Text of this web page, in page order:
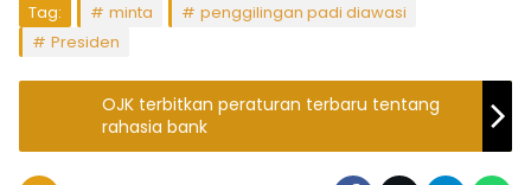
Tag: minta
penggilingan padi diawasi
Presiden
OJK terbitkan peraturan terbaru tentang
rahasia bank